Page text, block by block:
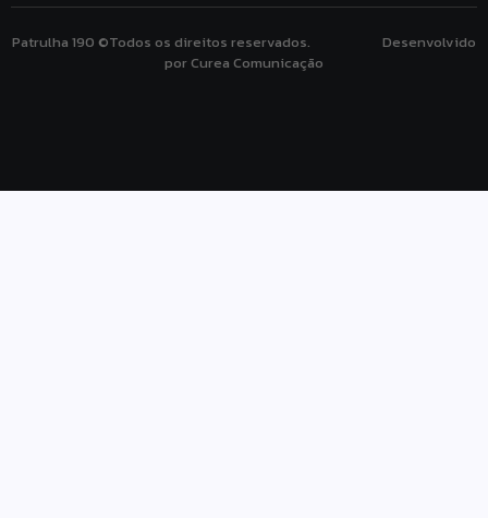
Patrulha 190 ©Todos os direitos reservados. Desenvolvido
por Curea Comunicação